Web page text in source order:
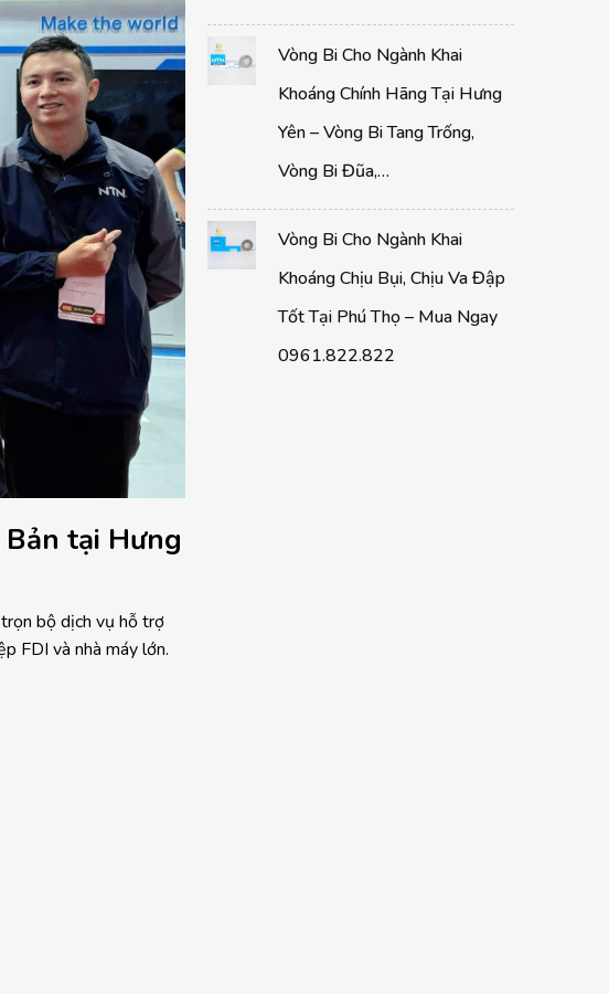
tại Hưng
bộ dịch vụ hỗ trợ
FDI và nhà máy lớn.
Vòng Bi Cho Ngành Khai
Khoáng Chính Hãng Tại Hưng
Yên – Vòng Bi Tang Trống,
Vòng Bi Đũa,…
Vòng Bi Cho Ngành Khai
Khoáng Chịu Bụi, Chịu Va Đập
Tốt Tại Phú Thọ – Mua Ngay
0961.822.822